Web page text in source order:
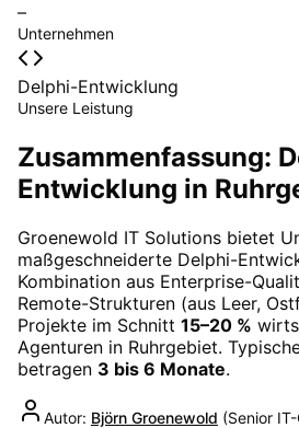
–
Unternehmen
Delphi-Entwicklung
Unsere Leistung
Zusammenfassung:
Entwicklung in
Groenewold IT Solutions bietet
maßgeschneiderte Delphi-
Kombination aus Enterprise-
Remote-Strukturen (aus Leer,
Projekte im Schnitt 15–20 %
Agenturen in Ruhrgebiet.
betragen 3 bis 6 Monate.
Autor: Björn Groenewold (Senior